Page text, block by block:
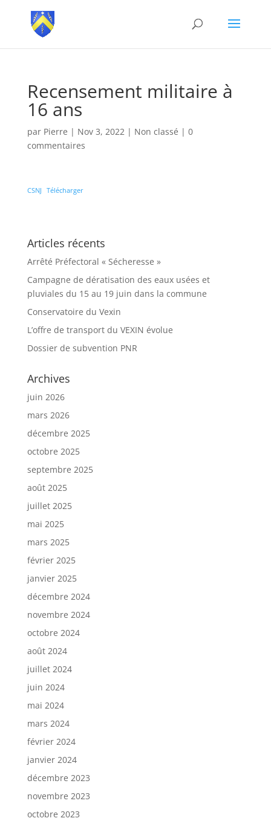
Recensement militaire à
16 ans
par Pierre | Nov 3, 2022| Non classé | 0
commentaires
CSNJ Télécharger
Articles récents
Arrêté Préfectoral « Sécheresse »
Campagne de dératisation des eaux usées et
pluviales du 15 au 19 juin dans la commune
Conservatoire du Vexin
L’offre de transport du VEXIN évolue
Dossier de subvention PNR
Archives
juin 2026
mars 2026
décembre 2025
octobre 2025
septembre 2025
août 2025
juillet 2025
mai 2025
mars 2025
février 2025
janvier 2025
décembre 2024
novembre 2024
octobre 2024
août 2024
juillet 2024
juin 2024
mai 2024
mars 2024
février 2024
janvier 2024
décembre 2023
novembre 2023
octobre 2023